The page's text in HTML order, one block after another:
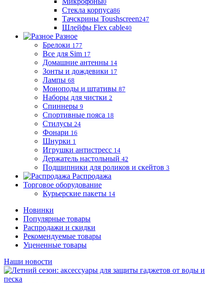
0
Стекла корпуса86
Тачскрины Toushscreen247
Шлейфы Flex cable40
Разное
Брелоки 177
Все для Sim 17
Домашние антенны 14
Зонты и дождевики 17
Лампы 68
Моноподы и штативы 87
Наборы для чистки 2
Спиннеры 9
Спортивные пояса 18
Стилусы 24
Фонари 16
Шнурки 1
Игрушки антистресс 14
Держатель настольный 42
Подшипники для роликов и скейтов 3
Распродажа
Торговое оборудование
Курьерские пакеты 14
Новинки
Популярные товары
Распродажи и скидки
Рекомендуемые товары
Уцененные товары
Наши новости